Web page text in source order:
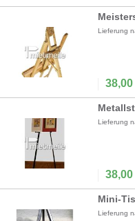
Lieferung
38,00
Lieferung
38,00
Mini-
Lieferung